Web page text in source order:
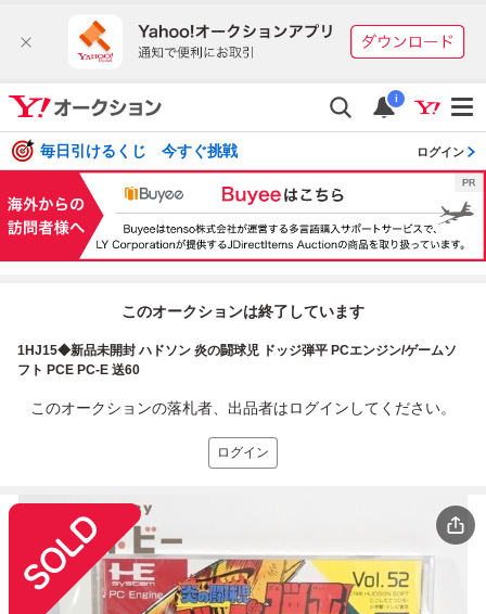
i
毎日引けるくじ 今すぐ挑戦 ログイン
このオークションは終了しています
1HJ15◆新品未開封 ハドソン 炎の闘球児 ドッジ弾平 PCエンジン/ゲームソ
フト PCE PC-E 送60
このオークションの落札者、出品者はログインしてください。
ログイン